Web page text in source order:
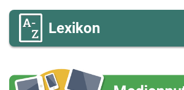
Lexikon